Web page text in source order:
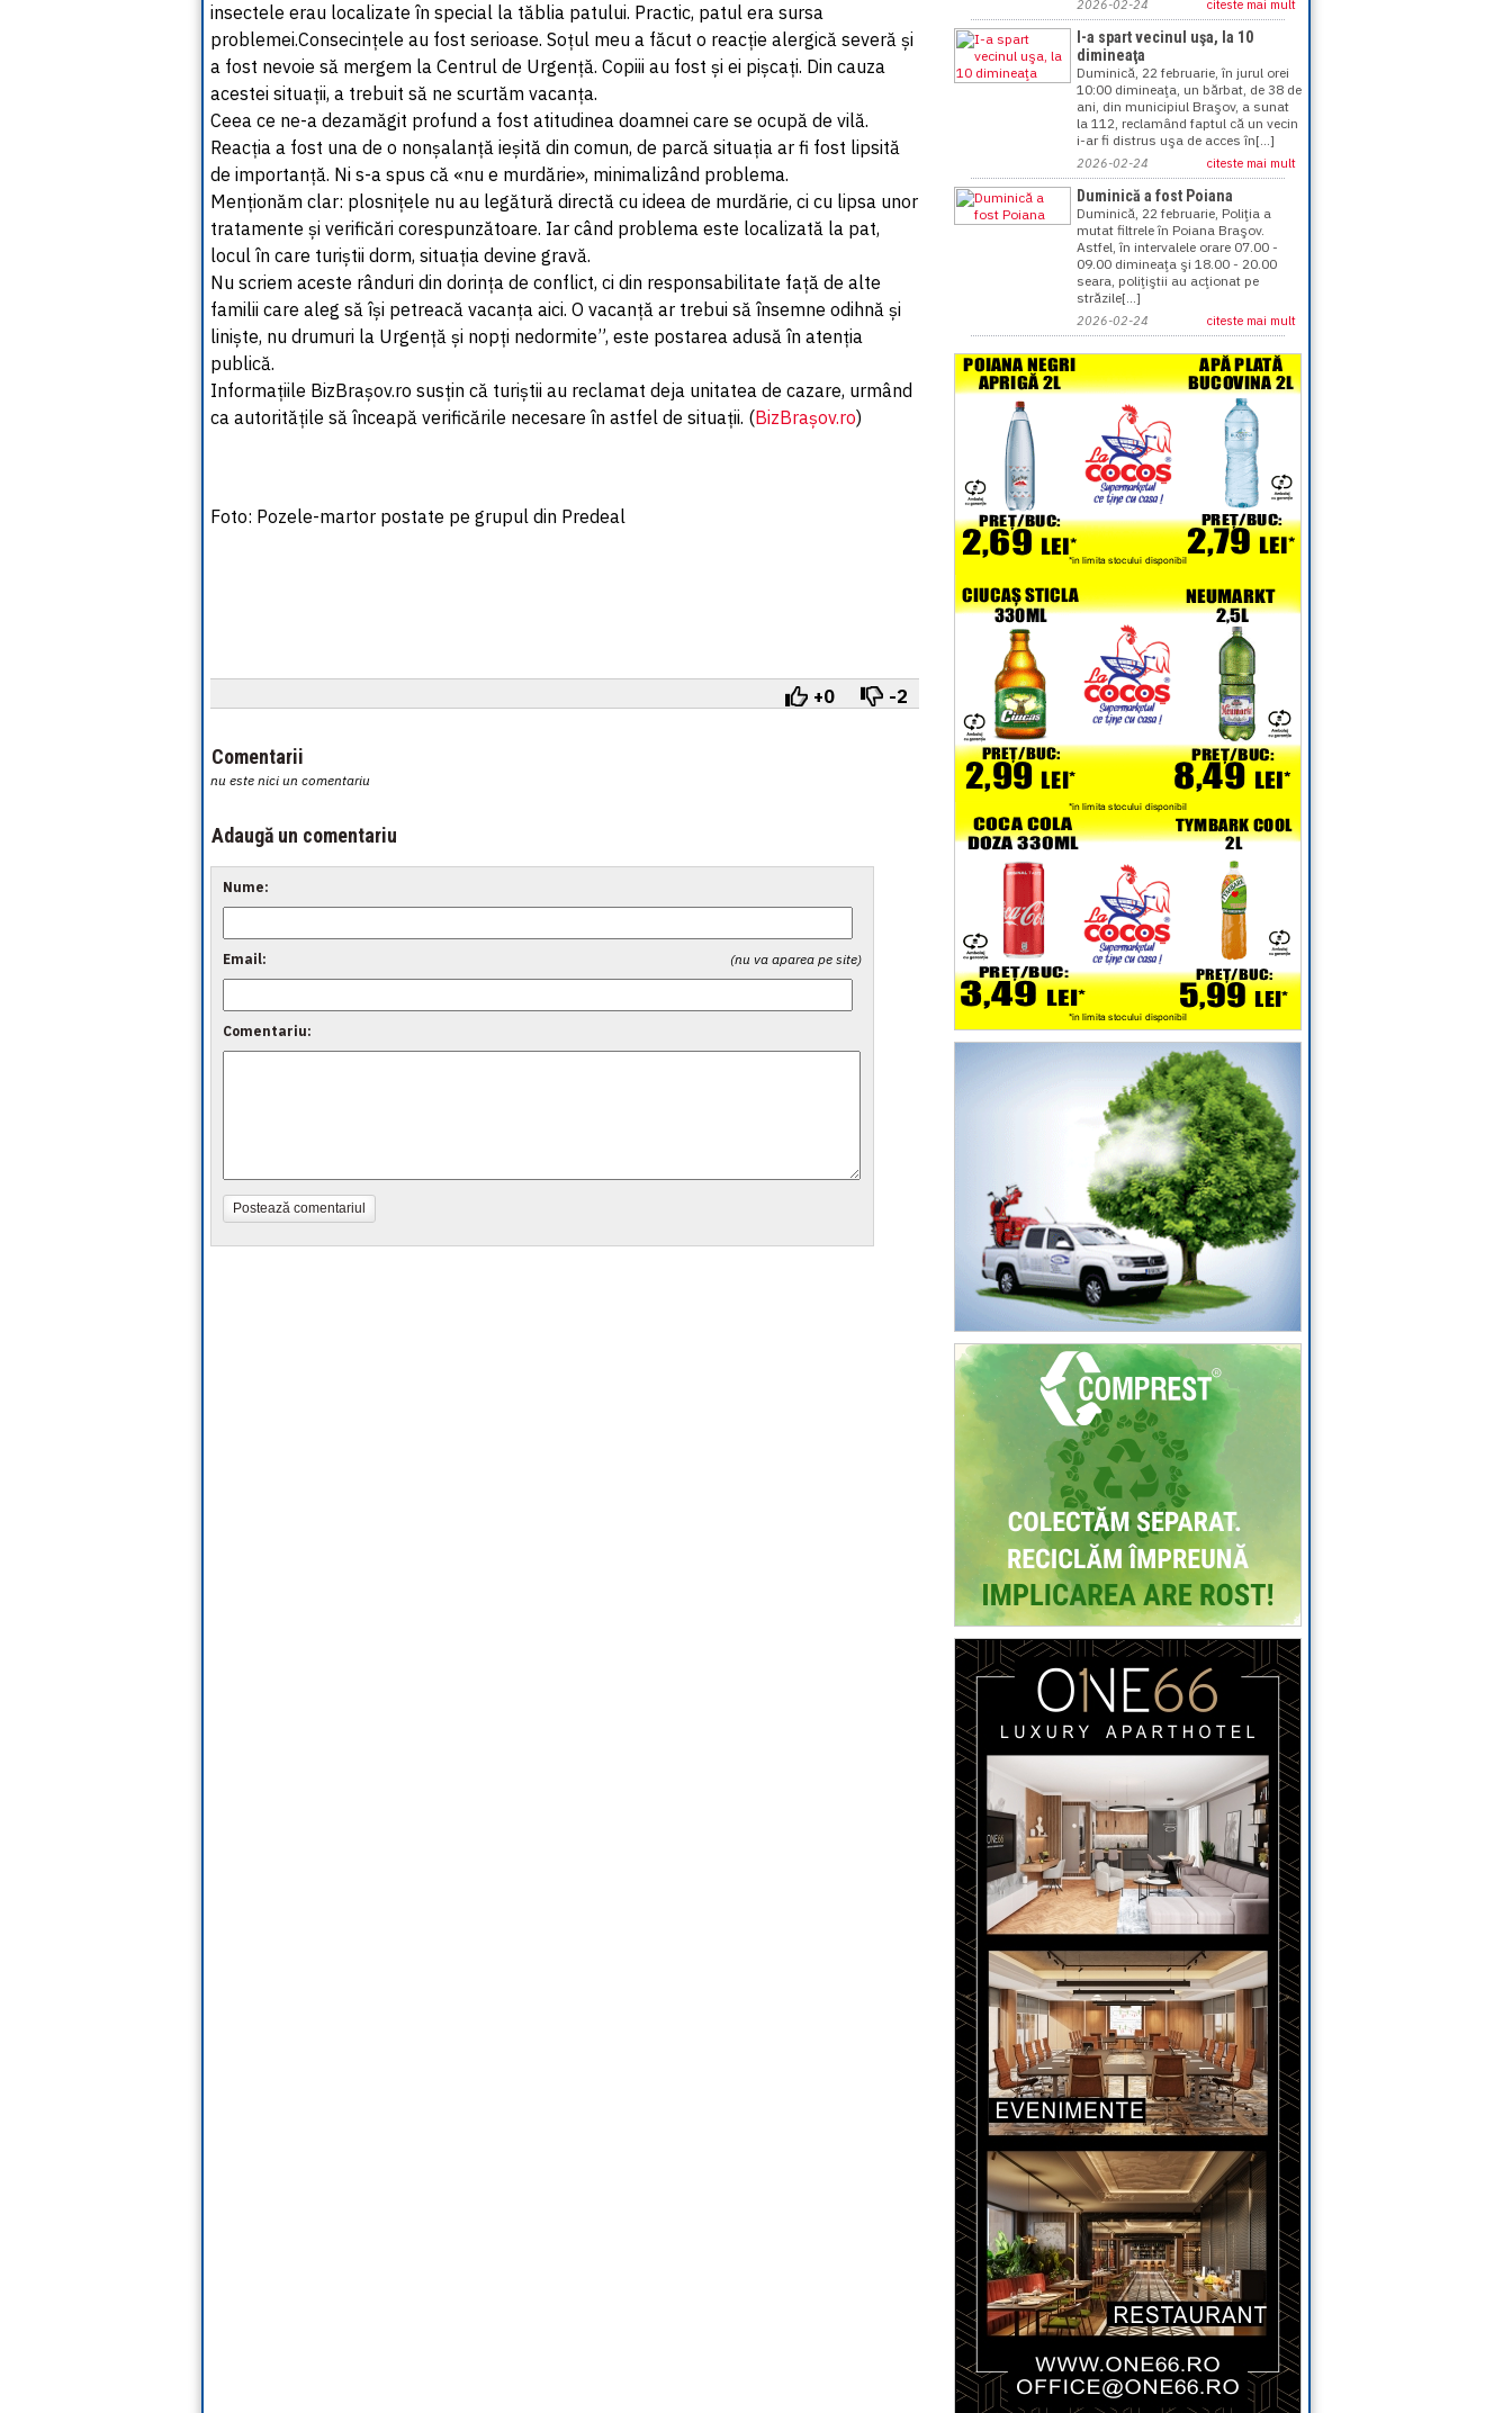
insectele erau localizate în special la tăblia patului. Practic, patul era sursa
problemei.Consecințele au fost serioase. Soțul meu a făcut o reacție alergică severă și
a fost nevoie să mergem la Centrul de Urgență. Copiii au fost și ei pișcați. Din cauza
acestei situații, a trebuit să ne scurtăm vacanța.
Ceea ce ne-a dezamăgit profund a fost atitudinea doamnei care se ocupă de vilă.
Reacția a fost una de o nonșalanță ieșită din comun, de parcă situația ar fi fost lipsită
de importanță. Ni s-a spus că «nu e murdărie», minimalizând problema.
Menționăm clar: plosnițele nu au legătură directă cu ideea de murdărie, ci cu lipsa unor
tratamente și verificări corespunzătoare. Iar când problema este localizată la pat,
locul în care turiștii dorm, situația devine gravă.
Nu scriem aceste rânduri din dorința de conflict, ci din responsabilitate față de alte
familii care aleg să își petreacă vacanța aici. O vacanță ar trebui să însemne odihnă și
liniște, nu drumuri la Urgență și nopți nedormite”, este postarea adusă în atenția
publică.
Informațiile BizBrașov.ro susțin că turiștii au reclamat deja unitatea de cazare, urmând
ca autoritățile să înceapă verificările necesare în astfel de situații. (BizBrașov.ro)
Foto: Pozele-martor postate pe grupul din Predeal
+0 -2
Comentarii
nu este nici un comentariu
Adaugă un comentariu
Nume:
(nu va aparea pe site)
Email:
Comentariu:
Postează comentariul
2026-02-24 citeste mai mult
I-a spart vecinul uşa, la 10
dimineaţa
Duminică, 22 februarie, în jurul orei
10:00 dimineaţa, un bărbat, de 38 de
ani, din municipiul Braşov, a sunat
la 112, reclamând faptul că un vecin
i-ar fi distrus uşa de acces în[...]
2026-02-24 citeste mai mult
Duminică a fost Poiana
Duminică, 22 februarie, Poliţia a
mutat filtrele în Poiana Braşov.
Astfel, în intervalele orare 07.00 -
09.00 dimineaţa şi 18.00 - 20.00
seara, poliţiştii au acţionat pe
străzile[...]
2026-02-24 citeste mai mult